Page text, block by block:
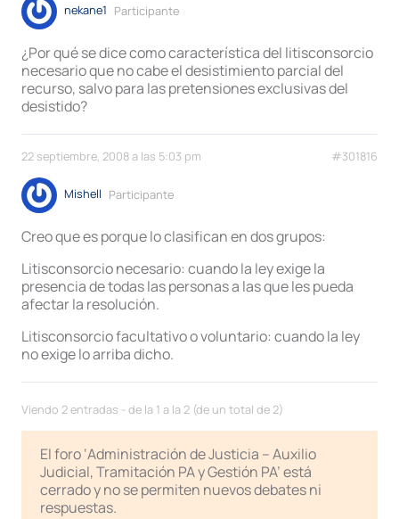
nekane1 Participante
¿Por qué se dice como característica del litisconsorcio
necesario que no cabe el desistimiento parcial del
recurso, salvo para las pretensiones exclusivas del
desistido?
22 septiembre, 2008 a las 5:03 pm #301816
Mishell Participante
Creo que es porque lo clasifican en dos grupos:
Litisconsorcio necesario: cuando la ley exige la
presencia de todas las personas a las que les pueda
afectar la resolución.
Litisconsorcio facultativo o voluntario: cuando la ley
no exige lo arriba dicho.
Viendo 2 entradas - de la 1 a la 2 (de un total de 2)
El foro ‘Administración de Justicia – Auxilio
Judicial, Tramitación PA y Gestión PA’ está
cerrado y no se permiten nuevos debates ni
respuestas.